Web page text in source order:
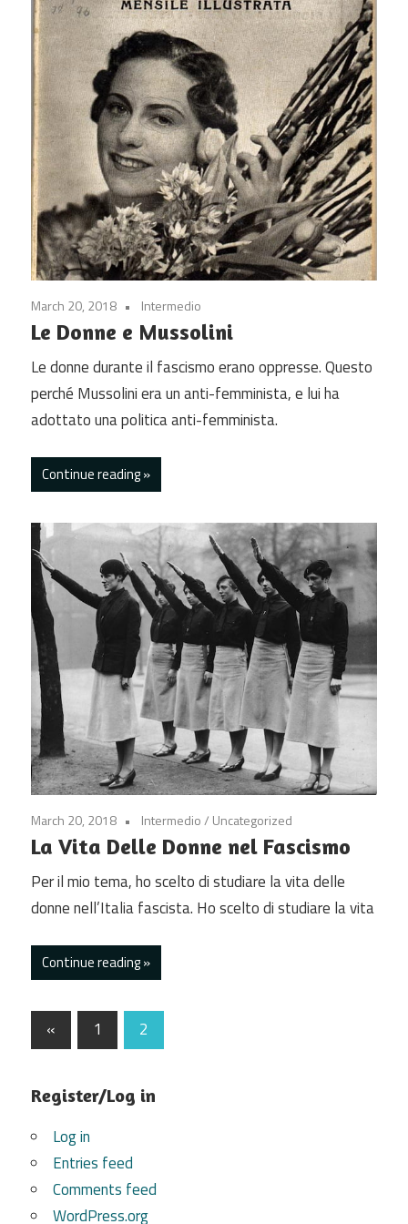
March 20, 2018 Intermedio
Le Donne e Mussolini
Le donne durante il fascismo erano oppresse. Questo
perché Mussolini era un anti-femminista, e lui ha
adottato una politica anti-femminista.
Continue reading
March 20, 2018 Intermedio/ Uncategorized
La Vita Delle Donne nel Fascismo
Per il mio tema, ho scelto di studiare la vita delle
donne nell’Italia fascista. Ho scelto di studiare la vita
Continue reading
Posts
pagination
« Previous
Posts
1 2
Register/Log in
Log in
Entries feed
Comments feed
WordPress.org